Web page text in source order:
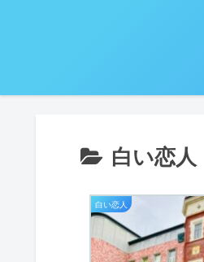
白い恋人
白い恋人